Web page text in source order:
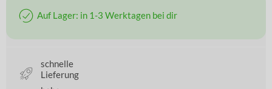
Auf Lager: in 1-3 Werktagen bei dir
schnelle
Lieferung